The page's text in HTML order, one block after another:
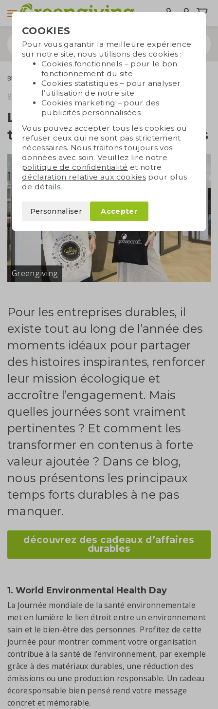
Blogs
8 janvier 2026 temps de lecture 2 min.
Le calendrier durable des
temps forts : 7 journées clés
Greengiving
Pour les entreprises durables, il
existe tout au long de l’année des
moments idéaux pour partager
des histoires inspirantes, renforcer
leur mission écologique et
accroître l’engagement. Mais
quelles journées sont vraiment
pertinentes ? Et comment les
transformer en contenus à forte
valeur ajoutée ? Dans ce blog,
nous présentons les principaux
temps forts durables à ne pas
manquer.
découvrez des cadeaux d’affaires
durables
1. World Environmental Health Day
La Journée mondiale de la santé environnementale
met en lumière le lien étroit entre un environnement
sain et le bien-être des personnes. Profitez de cette
journée pour montrer comment votre organisation
contribue à la santé de l’environnement, par exemple
grâce à des matériaux durables, une réduction des
émissions ou une production responsable. Un cadeau
écoresponsable bien pensé rend votre message
concret et mémorable.
COOKIES
Pour vous garantir la meilleure expérience
sur notre site, nous utilisons des cookies :
Cookies fonctionnels – pour le bon
fonctionnement du site
Cookies statistiques – pour analyser
l’utilisation de notre site
Cookies marketing – pour des
publicités personnalisées
Vous pouvez accepter tous les cookies ou
refuser ceux qui ne sont pas strictement
nécessaires. Nous traitons toujours vos
données avec soin. Veuillez lire notre
politique de confidentialité et notre
déclaration relative aux cookies pour plus
de détails.
Personnaliser Accepter